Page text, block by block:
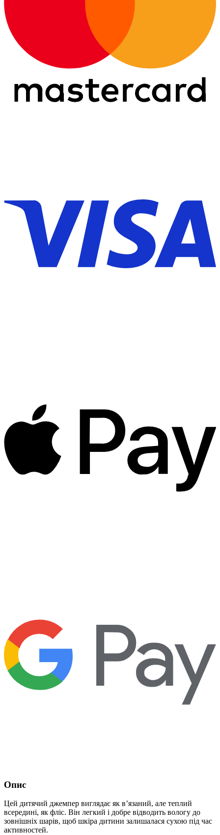
Опис
Цей дитячий джемпер виглядає як в’язаний, але теплий
всередині, як фліс. Він легкий і добре відводить вологу до
зовнішніх шарів, щоб шкіра дитини залишалася сухою під час
активностей.